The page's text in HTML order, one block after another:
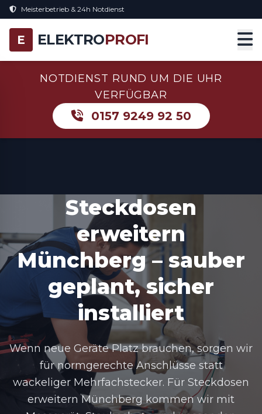
Meisterbetrieb & 24h Notdienst
E ELEKTROPROFI
NOTDIENST RUND UM DIE UHR
VERFÜGBAR
0157 9249 92 50
Steckdosen
erweitern
Münchberg – sauber
geplant, sicher
installiert
Wenn neue Geräte Platz brauchen, sorgen wir
für normgerechte Anschlüsse statt
wackeliger Mehrfachstecker. Für Steckdosen
erweitern Münchberg kommen wir mit